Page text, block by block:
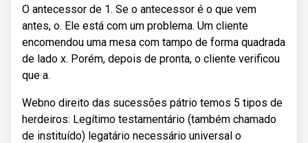
O antecessor de 1. Se o antecessor é o que vem
antes, o. Ele está com um problema. Um cliente
encomendou uma mesa com tampo de forma quadrada
de lado x. Porém, depois de pronta, o cliente verificou
que a.
Webno direito das sucessões pátrio temos 5 tipos de
herdeiros: Legítimo testamentário (também chamado
de instituído) legatário necessário universal o